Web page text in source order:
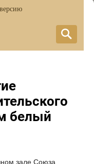
белый
зале Союза